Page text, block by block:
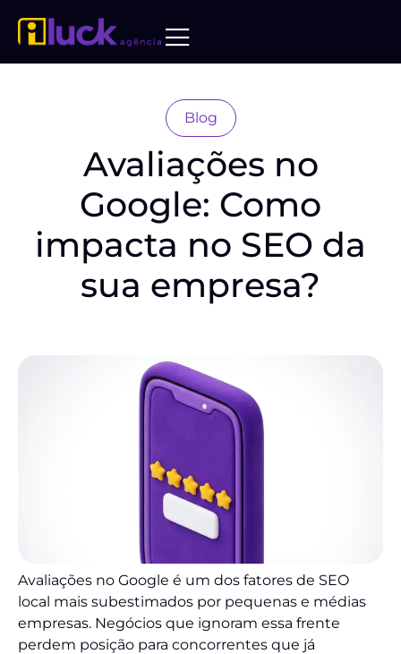
Blog
Avaliações no
Google: Como
impacta no SEO da
sua empresa?
Avaliações no Google é um dos fatores de SEO
local mais subestimados por pequenas e médias
empresas. Negócios que ignoram essa frente
perdem posição para concorrentes que já